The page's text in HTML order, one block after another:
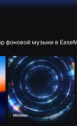
фоновой музыки в